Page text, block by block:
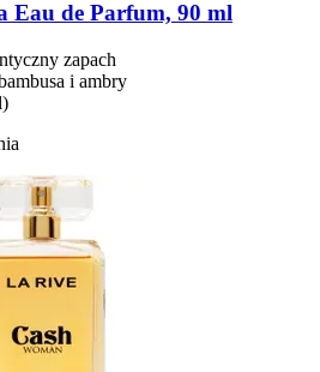
Eau de Parfum, 90 ml
zapach
i ambry